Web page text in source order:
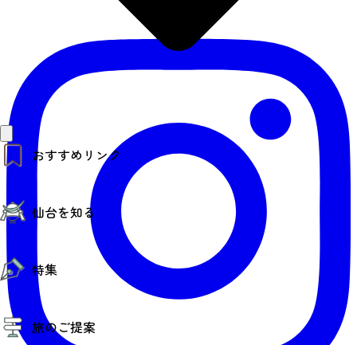
おすすめリンク
仙台夜時間
モデルコース
エリアガイド
お得なチケット
仙台を知る
仙台の魅力
エリアガイド
仙台観光PR動画ライブラリー
仙台から行く東北周遊旅
伝統的工芸品
特集
特集
夜時間トピックス
旅のご提案